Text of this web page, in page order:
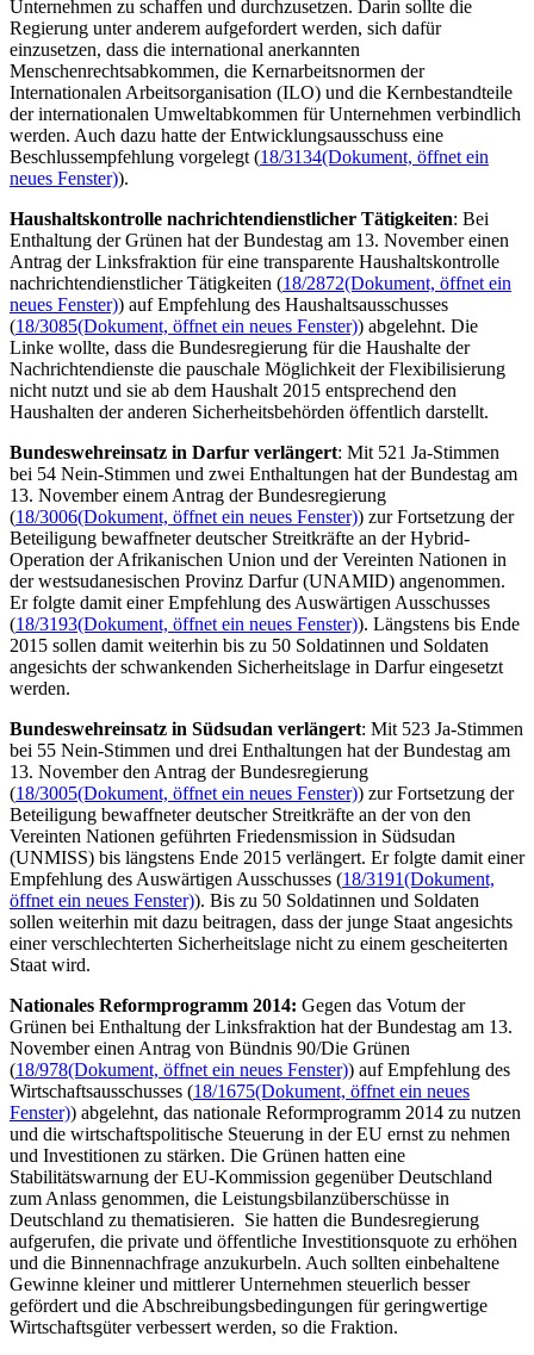
Unternehmen zu schaffen und durchzusetzen. Darin sollte die
Regierung unter anderem aufgefordert werden, sich dafür
einzusetzen, dass die international anerkannten
Menschenrechtsabkommen, die Kernarbeitsnormen der
Internationalen Arbeitsorganisation (ILO) und die Kernbestandteile
der internationalen Umweltabkommen für Unternehmen verbindlich
werden. Auch dazu hatte der Entwicklungsausschuss eine
Beschlussempfehlung vorgelegt (18/3134(Dokument, öffnet ein
neues Fenster)).
Haushaltskontrolle nachrichtendienstlicher Tätigkeiten: Bei
Enthaltung der Grünen hat der Bundestag am 13. November einen
Antrag der Linksfraktion für eine transparente Haushaltskontrolle
nachrichtendienstlicher Tätigkeiten (18/2872(Dokument, öffnet ein
neues Fenster)) auf Empfehlung des Haushaltsausschusses
(18/3085(Dokument, öffnet ein neues Fenster)) abgelehnt. Die
Linke wollte, dass die Bundesregierung für die Haushalte der
Nachrichtendienste die pauschale Möglichkeit der Flexibilisierung
nicht nutzt und sie ab dem Haushalt 2015 entsprechend den
Haushalten der anderen Sicherheitsbehörden öffentlich darstellt.
Bundeswehreinsatz in Darfur verlängert: Mit 521 Ja-Stimmen
bei 54 Nein-Stimmen und zwei Enthaltungen hat der Bundestag am
13. November einem Antrag der Bundesregierung
(18/3006(Dokument, öffnet ein neues Fenster)) zur Fortsetzung der
Beteiligung bewaffneter deutscher Streitkräfte an der Hybrid-
Operation der Afrikanischen Union und der Vereinten Nationen in
der westsudanesischen Provinz Darfur (UNAMID) angenommen.
Er folgte damit einer Empfehlung des Auswärtigen Ausschusses
(18/3193(Dokument, öffnet ein neues Fenster)). Längstens bis Ende
2015 sollen damit weiterhin bis zu 50 Soldatinnen und Soldaten
angesichts der schwankenden Sicherheitslage in Darfur eingesetzt
werden.
Bundeswehreinsatz in Südsudan verlängert: Mit 523 Ja-Stimmen
bei 55 Nein-Stimmen und drei Enthaltungen hat der Bundestag am
13. November den Antrag der Bundesregierung
(18/3005(Dokument, öffnet ein neues Fenster)) zur Fortsetzung der
Beteiligung bewaffneter deutscher Streitkräfte an der von den
Vereinten Nationen geführten Friedensmission in Südsudan
(UNMISS) bis längstens Ende 2015 verlängert. Er folgte damit einer
Empfehlung des Auswärtigen Ausschusses (18/3191(Dokument,
öffnet ein neues Fenster)). Bis zu 50 Soldatinnen und Soldaten
sollen weiterhin mit dazu beitragen, dass der junge Staat angesichts
einer verschlechterten Sicherheitslage nicht zu einem gescheiterten
Staat wird.
Nationales Reformprogramm 2014: Gegen das Votum der
Grünen bei Enthaltung der Linksfraktion hat der Bundestag am 13.
November einen Antrag von Bündnis 90/Die Grünen
(18/978(Dokument, öffnet ein neues Fenster)) auf Empfehlung des
Wirtschaftsausschusses (18/1675(Dokument, öffnet ein neues
Fenster)) abgelehnt, das nationale Reformprogramm 2014 zu nutzen
und die wirtschaftspolitische Steuerung in der EU ernst zu nehmen
und Investitionen zu stärken. Die Grünen hatten eine
Stabilitätswarnung der EU-Kommission gegenüber Deutschland
zum Anlass genommen, die Leistungsbilanzüberschüsse in
Deutschland zu thematisieren. Sie hatten die Bundesregierung
aufgerufen, die private und öffentliche Investitionsquote zu erhöhen
und die Binnennachfrage anzukurbeln. Auch sollten einbehaltene
Gewinne kleiner und mittlerer Unternehmen steuerlich besser
gefördert und die Abschreibungsbedingungen für geringwertige
Wirtschaftsgüter verbessert werden, so die Fraktion.